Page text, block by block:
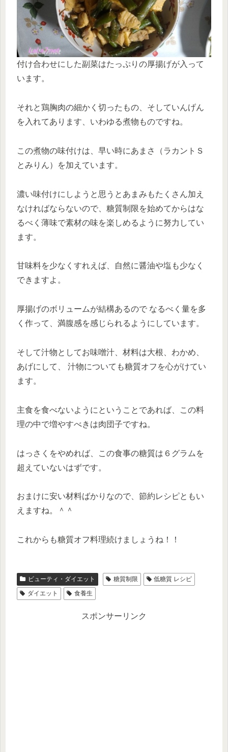
付け合わせにした副菜はたっぷりの厚揚げが入って
います。
それと鶏胸肉の細かく切ったもの、そしていんげん
を入れてあります、いわゆる煮物ものですね。
この煮物の味付けは、早い時にあまさ（ラカントＳ
とみりん）を加えています。
濃い味付けにしようと思うとあまみもたくさん加え
なければならないので、糖質制限を始めてからはな
るべく薄味で素材の味を楽しめるように努力してい
ます。
甘味料を少なくすれえば、自然に醤油や塩も少なく
できますよ。
厚揚げのボリュームが結構あるので なるべく量を多
く作って、満腹感を感じられるようにしています。
そして汁物としてお味噌汁、材料は大根、わかめ、
あげにして、 汁物についても糖質オフを心がけてい
ます。
主食を食べないようにということであれば、この料
理の中で増やすべきは肉団子ですね。
はっさくをやめれば、この食事の糖質は６グラムを
超えていないはずです。
おまけに安い材料ばかりなので、節約レシピともい
えますね。＾＾
これからも糖質オフ料理続けましょうね！！
ビューティ・ダイエット 糖質制限
低糖質 レシピ
ダイエット
食養生
スポンサーリンク